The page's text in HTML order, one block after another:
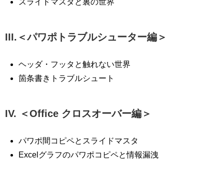
スライドマスタと裏の世界
III.＜パワポトラブルシューター編＞
ヘッダ・フッタと触れない世界
箇条書きトラブルシュート
IV. ＜Office クロスオーバー編＞
パワポ間コピペとスライドマスタ
Excelグラフのパワポコピペと情報漏洩